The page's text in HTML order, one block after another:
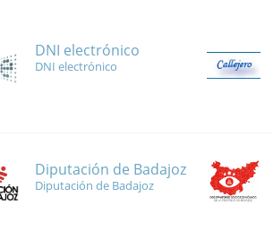
DNI electrónico
DNI electrónico
Diputación de Badajoz
Diputación de Badajoz